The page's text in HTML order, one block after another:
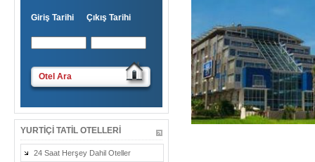
Giriş Tarihi Çıkış Tarihi
Otel Ara
YURTIÇI TATIL OTELLERI
24 Saat Herşey Dahil Oteller